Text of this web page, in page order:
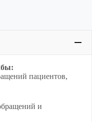
пациентов,
и